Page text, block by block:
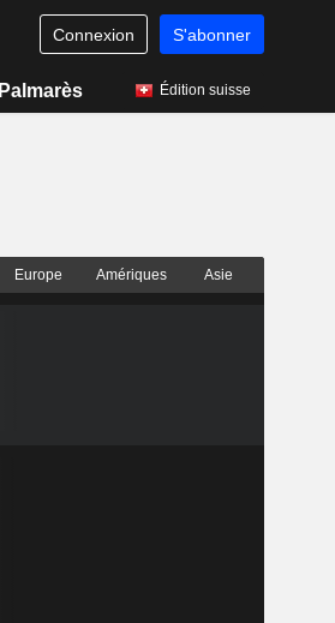
Connexion S'abonner
Palmarès Édition suisse
Europe Amériques Asie